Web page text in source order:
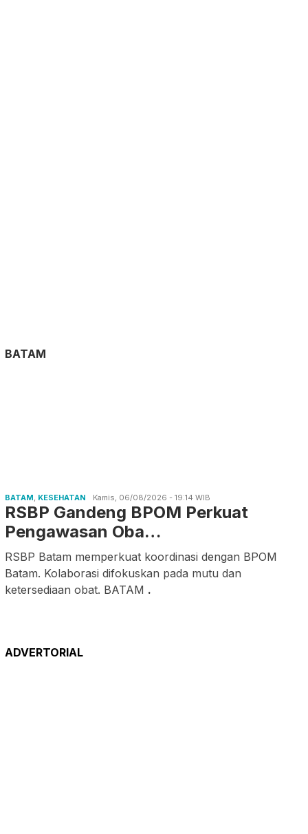
BATAM
BATAM, KESEHATAN Kamis, 06/08/2026 - 19:14 WIB
RSBP Gandeng BPOM Perkuat
Pengawasan Oba…
RSBP Batam memperkuat koordinasi dengan BPOM
Batam. Kolaborasi difokuskan pada mutu dan
ketersediaan obat. BATAM .
ADVERTORIAL